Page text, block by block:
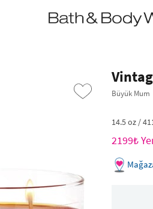
•2200₺ ve Üzeri Kargo Ücretsiz!•
Büyük Mum
14.5 oz /
2199₺